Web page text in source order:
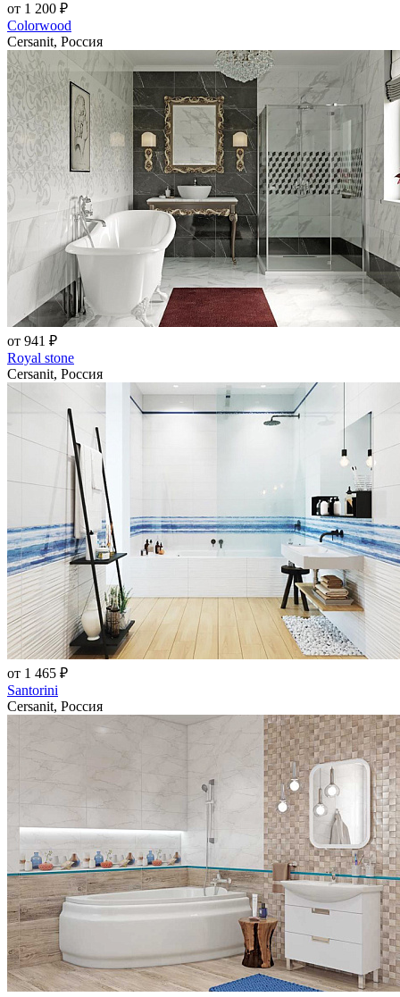
от 1 200 ₽
Colorwood
Cersanit, Россия
от 941 ₽
Royal stone
Cersanit, Россия
от 1 465 ₽
Santorini
Cersanit, Россия